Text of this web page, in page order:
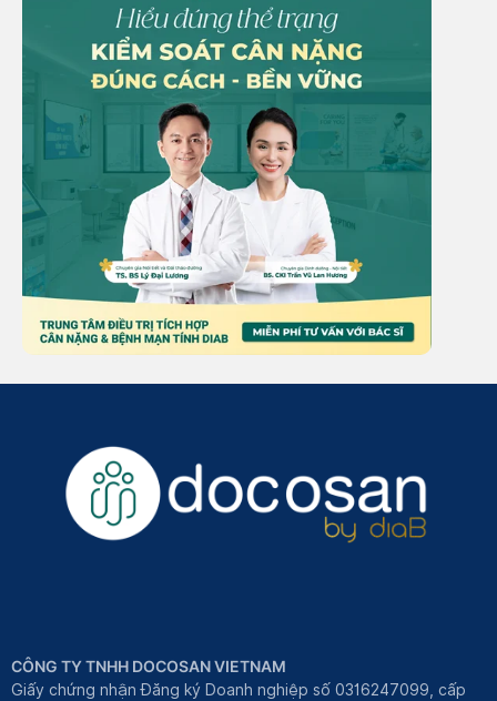
CÔNG TY TNHH DOCOSAN VIETNAM
Giấy chứng nhận Đăng ký Doanh nghiệp số 0316247099, cấp